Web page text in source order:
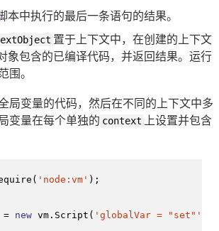
本中执行的最后一条语句的结果。
置于上下文中，在创建的上下文
象包含的已编译代码，并返回结果。运行
围。
局变量的代码，然后在不同的上下文中多
变量在每个单独的 context
上设置并包含
( 'node:vm' );
new vm. Script ( 'globalVar = "set"'